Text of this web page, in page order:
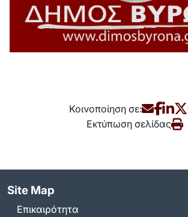
Κοινοποίηση σε:
Εκτύπωση σελίδας
Site Map
Επικαιρότητα